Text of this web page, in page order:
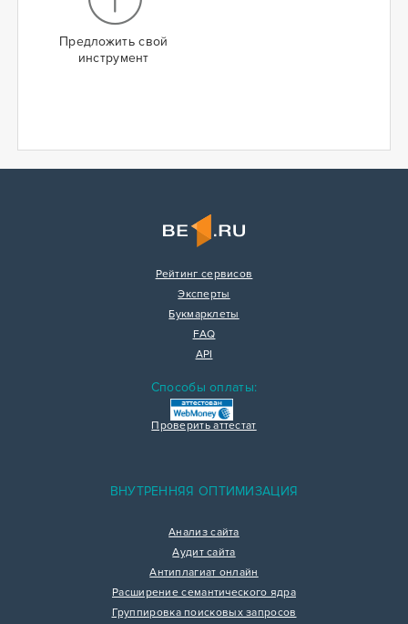
Предложить свой
инструмент
Рейтинг сервисов
Эксперты
Букмарклеты
FAQ
API
Способы оплаты:
Проверить аттестат
ВНУТРЕННЯЯ ОПТИМИЗАЦИЯ
Анализ сайта
Аудит сайта
Антиплагиат онлайн
Расширение семантического ядра
Группировка поисковых запросов